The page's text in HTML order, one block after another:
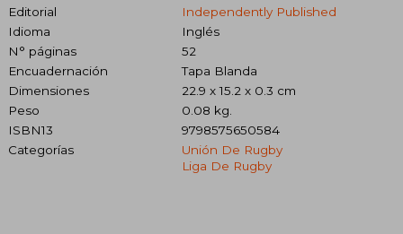
Editorial
Independently Published
Idioma
Inglés
N° páginas
52
Encuadernación
Tapa Blanda
Dimensiones
22.9 x 15.2 x 0.3 cm
Peso
0.08 kg.
ISBN13
9798575650584
Categorías
Unión De Rugby
Liga De Rugby